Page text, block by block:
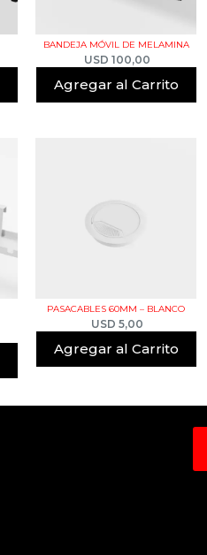
BANDEJA MÓVIL DE MELAMINA
USD 100,00
Agregar al Carrito
PASACABLES 60MM – BLANCO
USD 5,00
Agregar al Carrito